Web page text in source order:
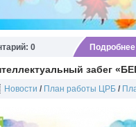
0 Подробнее
забег
Новости / План работы ЦРБ /